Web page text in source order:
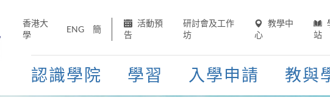
香港大
學
ENG 簡
活動預
告
研討會及工作
坊
教學中
心
站
認識學院 學習 入學申請 教與